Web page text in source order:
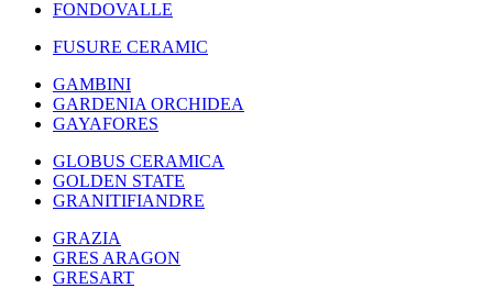
FONDOVALLE
FUSURE CERAMIC
GAMBINI
GARDENIA ORCHIDEA
GAYAFORES
GLOBUS CERAMICA
GOLDEN STATE
GRANITIFIANDRE
GRAZIA
GRES ARAGON
GRESART